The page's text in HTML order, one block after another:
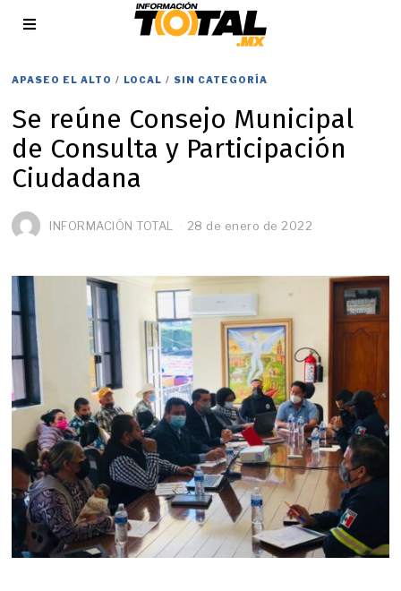
APASEO EL ALTO / LOCAL / SIN CATEGORÍA
Se reúne Consejo Municipal
de Consulta y Participación
Ciudadana
INFORMACIÓN TOTAL 28 de enero de 2022